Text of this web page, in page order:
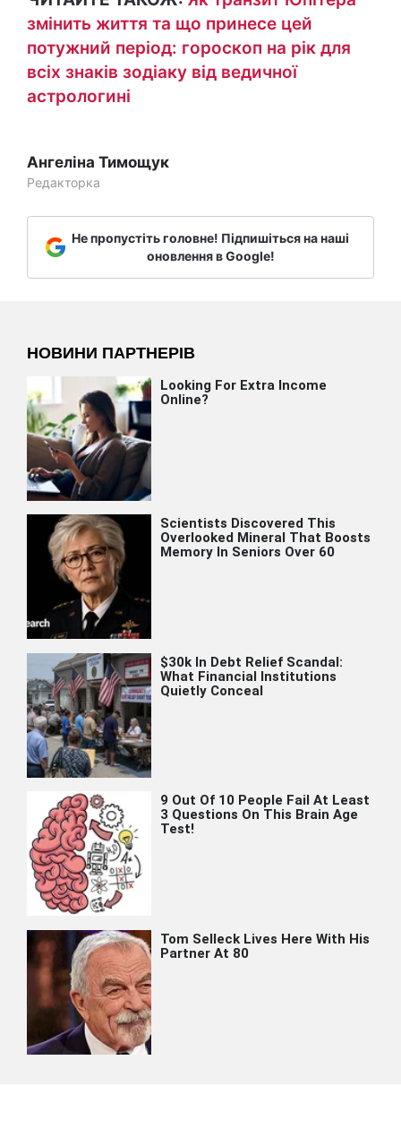
змінить життя та що принесе цей
потужний період: гороскоп на рік для
всіх знаків зодіаку від ведичної
астрологині
Ангеліна Тимощук
Редакторка
Не пропустіть головне! Підпишіться на наші
оновлення в Google!